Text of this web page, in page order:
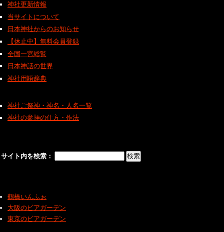
神社更新情報
当サイトについて
日本神社からのお知らせ
【休止中】無料会員登録
全国一宮総覧
日本神話の世界
神社用語辞典
神社ご祭神・神名・人名一覧
神社の参拝の仕方・作法
サイト内を検索：
鶴橋いんふぉ
大阪のビアガーデン
東京のビアガーデン